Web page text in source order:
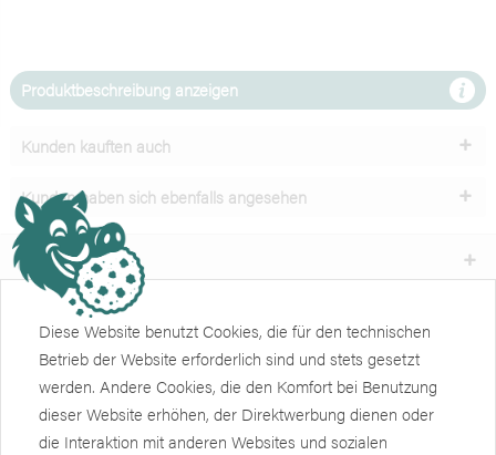
Produktbeschreibung anzeigen
Kunden kauften auch
Kunden haben sich ebenfalls angesehen
Unser Service
Informationen
Weiteres
Diese Website benutzt Cookies, die für den technischen
Betrieb der Website erforderlich sind und stets gesetzt
werden. Andere Cookies, die den Komfort bei Benutzung
dieser Website erhöhen, der Direktwerbung dienen oder
die Interaktion mit anderen Websites und sozialen